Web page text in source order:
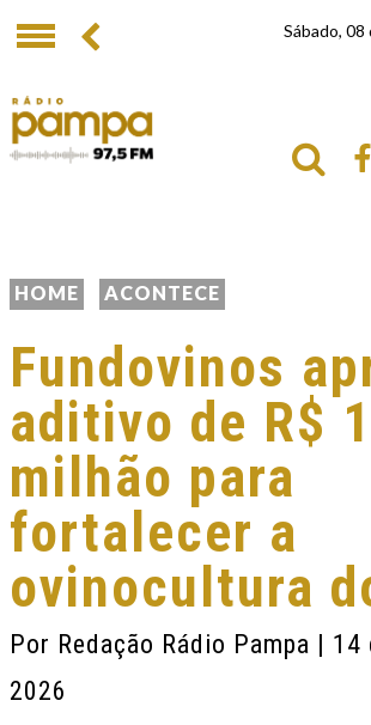
Sábado,
HOME ACONTECE
Fundovinos
aditivo de R$
milhão para
fortalecer a
ovinocultura
Por Redação Rádio Pampa | 14
2026